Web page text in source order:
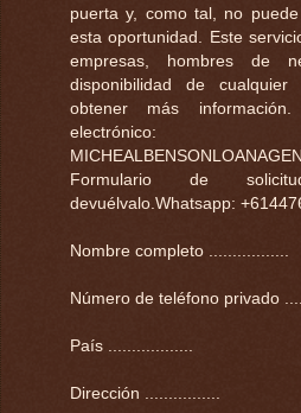
puerta y, como tal, no
esta oportunidad. Este
empresas, hombres de
disponibilidad de
obtener más
electrónico:
Formulario de
devuélvalo.Whatsapp:
Nombre completo .................
Número de teléfono privado
País ..................
Dirección ................